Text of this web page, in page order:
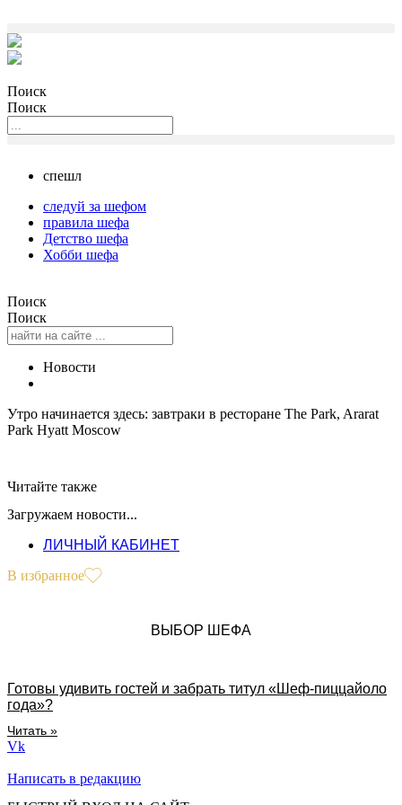
Поиск
Поиск
спешл
следуй за шефом
правила шефа
Детство шефа
Хобби шефа
Поиск
Поиск
Новости
Утро начинается здесь: завтраки в ресторане The Park, Ararat
Park Hyatt Moscow
Читайте также
Загружаем новости...
ЛИЧНЫЙ КАБИНЕТ
В избранное
ВЫБОР ШЕФА
Готовы удивить гостей и забрать титул «Шеф-пиццайоло
года»?
Читать »
Vk
Написать в редакцию